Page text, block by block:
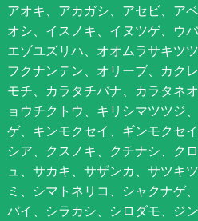
アオキ、アカガシ、アセビ、ア
オシ、イスノキ、イヌツゲ、ウ
エゾユズリハ、オオムラサキツ
フクナンテン、オリーブ、カク
モチ、カラタチバナ、カラタネ
ョウチクトウ、キリシマツツジ
ゲ、キンモクセイ、ギンモクセ
シア、クスノキ、クチナシ、ク
ュ、サカキ、サザンカ、サツキ
ミ、シマトネリコ、シャクナゲ
バイ、シラカシ、シロダモ、ジ